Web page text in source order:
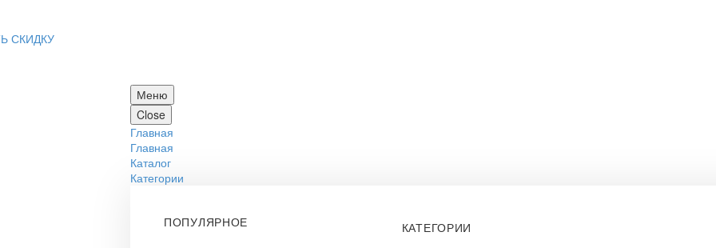
СКИДКУ
Меню
Close
Главная
Главная
Каталог
Категории
ПОПУЛЯРНОЕ
КАТЕГОРИИ